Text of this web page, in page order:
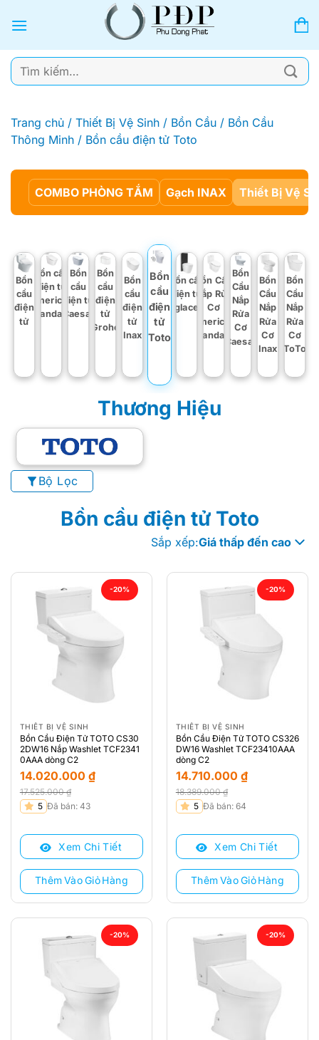
qua
dung
Tìm
kiếm:
Trang chủ / Thiết Bị Vệ Sinh / Bồn Cầu / Bồn Cầu
Thông Minh / Bồn cầu điện tử Toto
COMBO PHÒNG TẮM Gạch INAX Thiết Bị Vệ
Bồn
cầu
điện
tử
Bồn cầu
điện tử
American
Standard
Bồn
cầu
điện tử
Caesar
Bồn
cầu
điện
tử
Grohe
Bồn
cầu
điện
tử
Inax
Bồn
cầu
điện
tử
Toto
Bồn cầu
điện tử
Viglacera
Bồn Cầu
Nắp Rửa
Cơ
American
Standard
Bồn
Cầu
Nắp
Rửa
Cơ
Caesar
Bồn
Cầu
Nắp
Rửa
Cơ
Inax
Bồn
Cầu
Nắp
Rửa
Cơ
ToTo
Thương Hiệu
Bộ Lọc
Bồn cầu điện tử Toto
Sắp xếp:Giá thấp đến cao
-20%
THIẾT BỊ VỆ SINH
Bồn Cầu Điện Tử TOTO CS30
2DW16 Nắp Washlet TCF2341
0AAA dòng C2
17.525.000₫
Giá
là:
17.525.000 ₫.
14.020.000 ₫
Giá
tại
14.020.000 ₫.
5 Đã bán: 43
Xem Chi Tiết
Thêm Vào Giỏ Hàng
-20%
THIẾT BỊ VỆ SINH
Bồn Cầu Điện Tử TOTO CS326
DW16 Washlet TCF23410AAA
dòng C2
18.389.000₫
Giá
là:
18.389.000 ₫.
14.710.000 ₫
Giá
tại
14.710.000 ₫.
5 Đã bán: 64
Xem Chi Tiết
Thêm Vào Giỏ Hàng
-20% -20%